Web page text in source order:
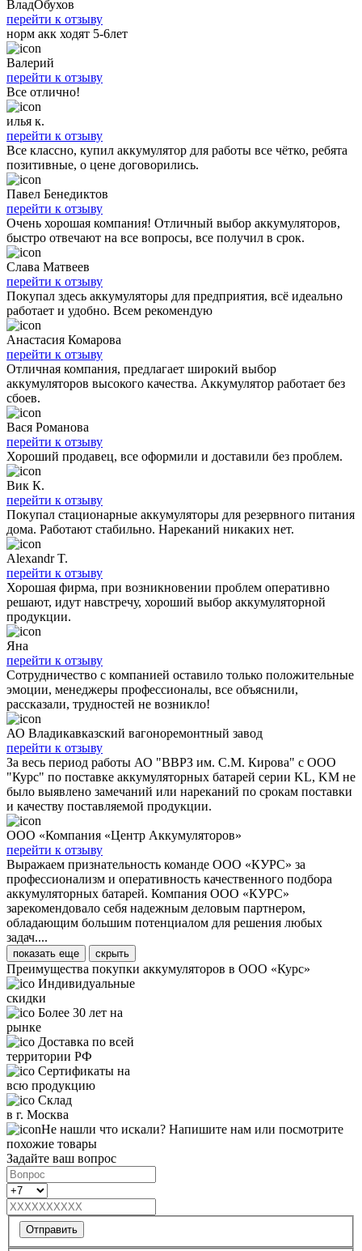
ВладОбухов
перейти к отзыву
норм акк ходят 5-6лет
Валерий
перейти к отзыву
Все отлично!
илья к.
перейти к отзыву
Все классно, купил аккумулятор для работы все чётко, ребята
позитивные, о цене договорились.
Павел Бенедиктов
перейти к отзыву
Очень хорошая компания! Отличный выбор аккумуляторов,
быстро отвечают на все вопросы, все получил в срок.
Слава Матвеев
перейти к отзыву
Покупал здесь аккумуляторы для предприятия, всё идеально
работает и удобно. Всем рекомендую
Анастасия Комарова
перейти к отзыву
Отличная компания, предлагает широкий выбор
аккумуляторов высокого качества. Аккумулятор работает без
сбоев.
Вася Романова
перейти к отзыву
Хороший продавец, все оформили и доставили без проблем.
Вик К.
перейти к отзыву
Покупал стационарные аккумуляторы для резервного питания
дома. Работают стабильно. Нареканий никаких нет.
Alexandr T.
перейти к отзыву
Хорошая фирма, при возникновении проблем оперативно
решают, идут навстречу, хороший выбор аккумуляторной
продукции.
Яна
перейти к отзыву
Сотрудничество с компанией оставило только положительные
эмоции, менеджеры профессионалы, все объяснили,
рассказали, трудностей не возникло!
АО Владикавказский вагоноремонтный завод
перейти к отзыву
За весь период работы АО "ВВРЗ им. С.М. Кирова" с ООО
"Курс" по поставке аккумуляторных батарей серии KL, KM не
было выявлено замечаний или нареканий по срокам поставки
и качеству поставляемой продукции.
ООО «Компания «Центр Аккумуляторов»
перейти к отзыву
Выражаем признательность команде ООО «КУРС» за
профессионализм и оперативность качественного подбора
аккумуляторных батарей. Компания ООО «КУРС»
зарекомендовало себя надежным деловым партнером,
обладающим большим потенциалом для решения любых
задач....
показать еще скрыть
Преимущества покупки аккумуляторов в ООО «Курс»
Индивидуальные
скидки
Более 30 лет на
рынке
Доставка по всей
территории РФ
Сертификаты на
всю продукцию
Склад
в г. Москва
Не нашли что искали? Напишите нам или посмотрите
похожие товары
Задайте ваш вопрос
Отправить